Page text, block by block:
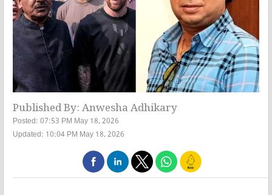
Published By: Anwesha Adhikary
Posted: 07:53 PM May 18, 2026
Updated: 10:04 PM May 18, 2026